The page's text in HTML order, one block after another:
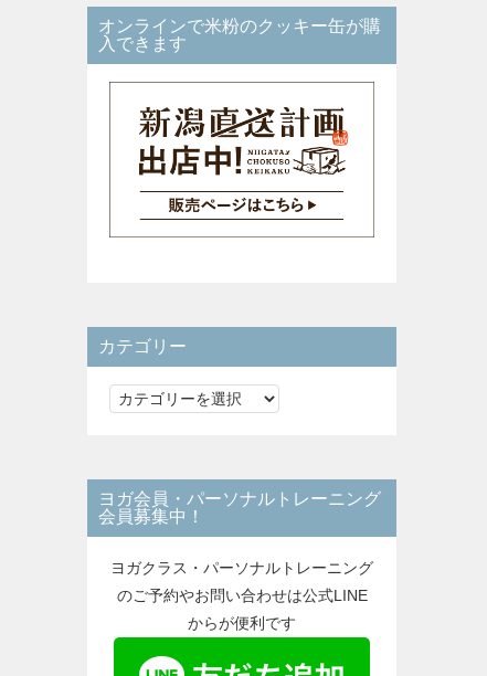
オンラインで米粉のクッキー缶が購
入できます
カテゴリー
カ
リ
ー
ヨガ会員・パーソナルトレーニング
会員募集中！
ヨガクラス・パーソナルトレーニング
のご予約やお問い合わせは公式LINE
からが便利です